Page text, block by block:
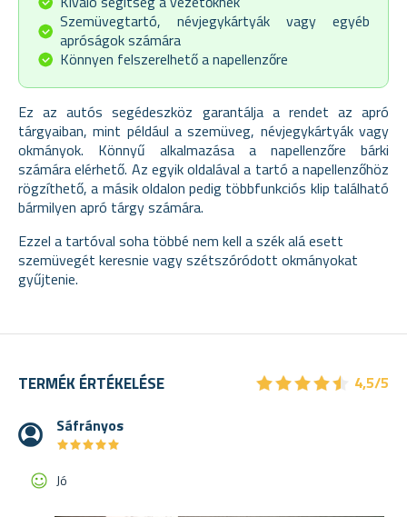
Szemüvegtartó, névjegykártyák vagy egyéb
apróságok számára
Könnyen felszerelhető a napellenzőre
Ez az autós segédeszköz garantálja a rendet az apró
tárgyaiban, mint például a szemüveg, névjegykártyák vagy
okmányok. Könnyű alkalmazása a napellenzőre bárki
számára elérhető. Az egyik oldalával a tartó a napellenzőhöz
rögzíthető, a másik oldalon pedig többfunkciós klip található
bármilyen apró tárgy számára.
Ezzel a tartóval soha többé nem kell a szék alá esett
szemüvegét keresnie vagy szétszóródott okmányokat
gyűjtenie.
TERMÉK ÉRTÉKELÉSE ★★★★★
★★★★★
4,5/5
Sáfrányos
★★★★★
★★★★★
Jó